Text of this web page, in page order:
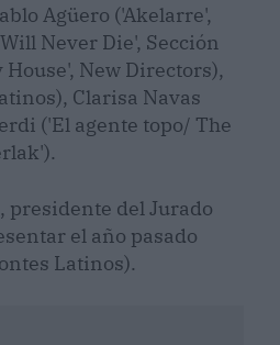
Agüero ('Akelarre',
Never Die', Sección
New Directors),
Clarisa Navas
('El agente topo/ The
presidente del Jurado
el año pasado
Latinos).